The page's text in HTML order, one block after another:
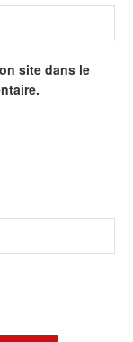
site dans le